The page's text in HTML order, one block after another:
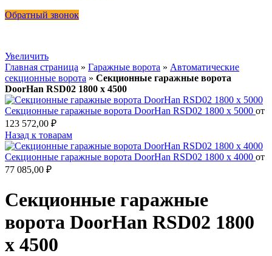
Обратный звонок
Увеличить
Главная страница » Гаражные ворота » Автоматические
секционные ворота » Секционные гаражные ворота
DoorHan RSD02 1800 х 4500
Секционные гаражные ворота DoorHan RSD02 1800 х 5000 от
123 572,00 ₽
Назад к товарам
Секционные гаражные ворота DoorHan RSD02 1800 х 4000 от
77 085,00 ₽
Секционные гаражные
ворота DoorHan RSD02 1800
х 4500